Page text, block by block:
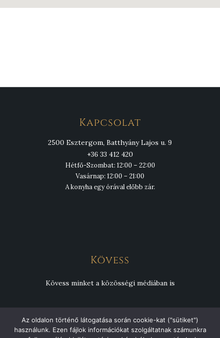
Kapcsolat
2500 Esztergom, Batthyány Lajos u. 9
+36 33 412 420
Hétfő-Szombat: 12:00 – 22:00
Vasárnap: 12:00 – 21:00
A konyha egy órával előbb zár.
Kövess
Kövess minket a közösségi médiában is
Az oldalon történő látogatása során cookie-kat ("sütiket")
használunk. Ezen fájlok információkat szolgáltatnak számunkra